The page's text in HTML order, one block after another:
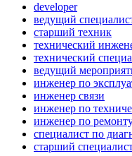
developer
ведущий
старший техник
технический
технический
ведущий
инженер по
инженер связи
инженер по
инженер по
специалист по
старший